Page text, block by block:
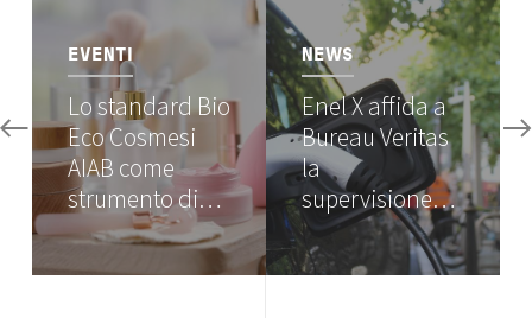
EVENTI
Lo standard Bio
Eco Cosmesi
AIAB come
strumento di…
NEWS
Enel X affida a
Bureau Veritas
la
supervisione…